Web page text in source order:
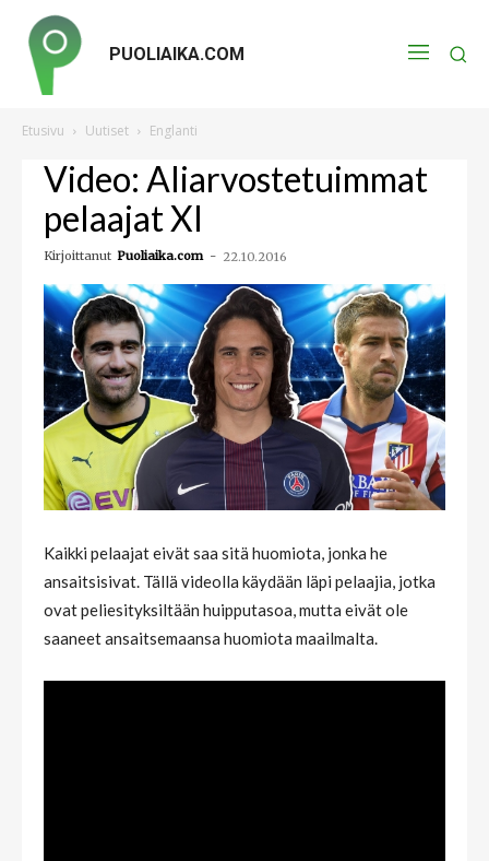
PUOLIAIKA.COM
Etusivu Uutiset Englanti
Video: Aliarvostetuimmat
pelaajat XI
Kirjoittanut Puoliaika.com - 22.10.2016
Kaikki pelaajat eivät saa sitä huomiota, jonka he
ansaitsisivat. Tällä videolla käydään läpi pelaajia, jotka
ovat peliesityksiltään huipputasoa, mutta eivät ole
saaneet ansaitsemaansa huomiota maailmalta.